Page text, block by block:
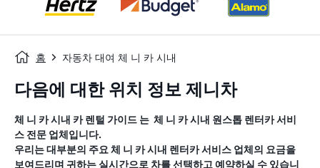
홈 자동차 대여 체 니 카 시내
다음에 대한 위치 정보 제니차
체 니 카 시내 카 렌털 가이드 는 체 니 카 시내 원스톱 렌터카 서비
스 전문 업체입니다.
우리는 대부분의 주요 체 니 카 시내 렌터카 서비스 업체의 요금을
보여드리며 귀하는 실시간으로 차를 선택하고 예약하실 수 있습니